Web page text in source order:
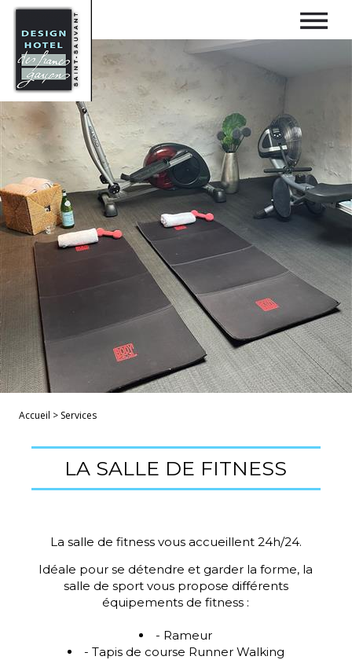
Accueil > Services
LA SALLE DE FITNESS
La salle de fitness vous accueillent 24h/24.
Idéale pour se détendre et garder la forme, la
salle de sport vous propose différents
équipements de fitness :
- Rameur
- Tapis de course Runner Walking